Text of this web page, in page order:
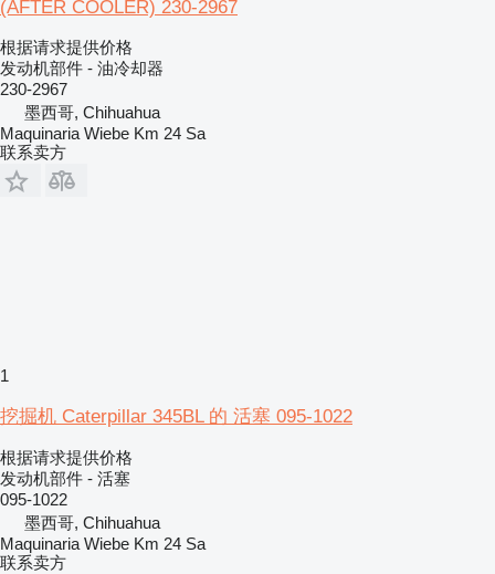
(AFTER COOLER) 230-2967
根据请求提供价格
发动机部件 - 油冷却器
230-2967
墨西哥, Chihuahua
Maquinaria Wiebe Km 24 Sa
联系卖方
1
挖掘机 Caterpillar 345BL 的 活塞 095-1022
根据请求提供价格
发动机部件 - 活塞
095-1022
墨西哥, Chihuahua
Maquinaria Wiebe Km 24 Sa
联系卖方